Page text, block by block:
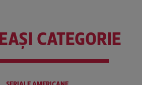
CATEGORIE